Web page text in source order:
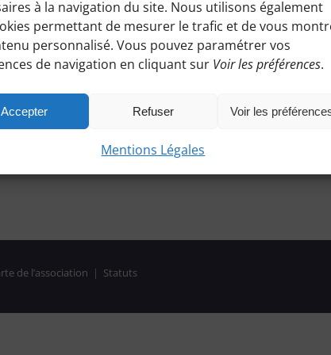
à la navigation du site. Nous utilisons également
permettant de mesurer le trafic et de vous
personnalisé. Vous pouvez paramétrer vos
de navigation en cliquant sur Voir les préférences.
Accepter Refuser Voir les
Mentions Légales
de l’association | Statuts